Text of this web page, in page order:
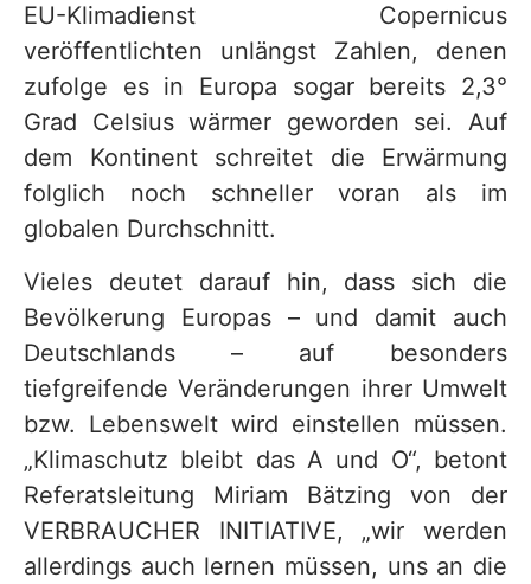
EU-Klimadienst Copernicus
veröffentlichten unlängst Zahlen, denen
zufolge es in Europa sogar bereits 2,3°
Grad Celsius wärmer geworden sei. Auf
dem Kontinent schreitet die Erwärmung
folglich noch schneller voran als im
globalen Durchschnitt.
Vieles deutet darauf hin, dass sich die
Bevölkerung Europas – und damit auch
Deutschlands – auf besonders
tiefgreifende Veränderungen ihrer Umwelt
bzw. Lebenswelt wird einstellen müssen.
„Klimaschutz bleibt das A und O“, betont
Referatsleitung Miriam Bätzing von der
VERBRAUCHER INITIATIVE, „wir werden
allerdings auch lernen müssen, uns an die